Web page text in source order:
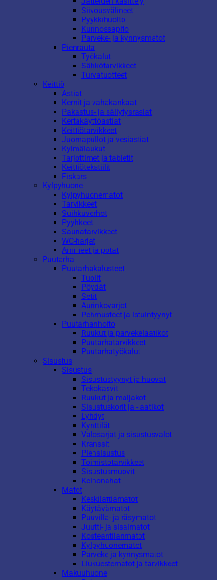
Siivousvälineet
Pyykkihuolto
Kunnossapito
Parveke- ja kynnysmatot
Pienrauta
Työkalut
Sähkötarvikkeet
Turvatuotteet
Keittiö
Astiat
Kernit ja vahakankaat
Pakastus- ja säilytysrasiat
Kertakäyttöastiat
Keittiötarvikkeet
Juomapullot ja vesiastiat
Kylmälaukut
Tarjottimet ja tabletit
Keittiötekstiilit
Fiskars
Kylpyhuone
Kylpyhuonematot
Tarvikkeet
Suihkuverhot
Pyyhkeet
Saunatarvikkeet
WC-harjat
Ammeet ja potat
Puutarha
Puutarhakalusteet
Tuolit
Pöydät
Setit
Aurinkovarjot
Pehmusteet ja istuintyynyt
Puutarhanhoito
Ruukut ja parvekelaatikot
Puutarhatarvikkeet
Puutarhatyökalut
Sisustus
Sisustus
Sisustustyynyt ja huovat
Tekokasvit
Ruukut ja maljakot
Sisustuskorit ja -laatikot
Lyhdyt
Kynttilät
Valosarjat ja sisustusvalot
Kranssit
Piensisustus
Toimistotarvikkeet
Sisustusmuovit
Keinonahat
Matot
Keskilattiamatot
Käytävämatot
Puuvilla- ja räsymatot
Juutti- ja sisalmatot
Kosteantilanmatot
Kylpyhuonematot
Parveke ja kynnysmatot
Liukuestematot ja tarvikkeet
Makuuhuone